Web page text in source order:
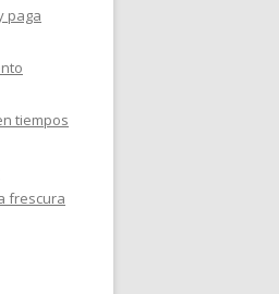
paga
tiempos
frescura